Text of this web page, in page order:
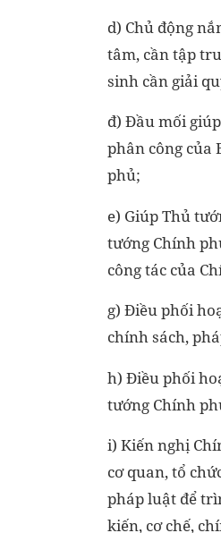
d) Chủ động
tâm, cần tập
sinh cần giải
đ) Đầu mối
phân công của
phủ;
e) Giúp Thủ
tướng Chính
công tác của
g) Điều phối
chính sách,
h) Điều phối
tướng Chính
i) Kiến nghị
cơ quan, tổ
pháp luật để
kiến, cơ chế,